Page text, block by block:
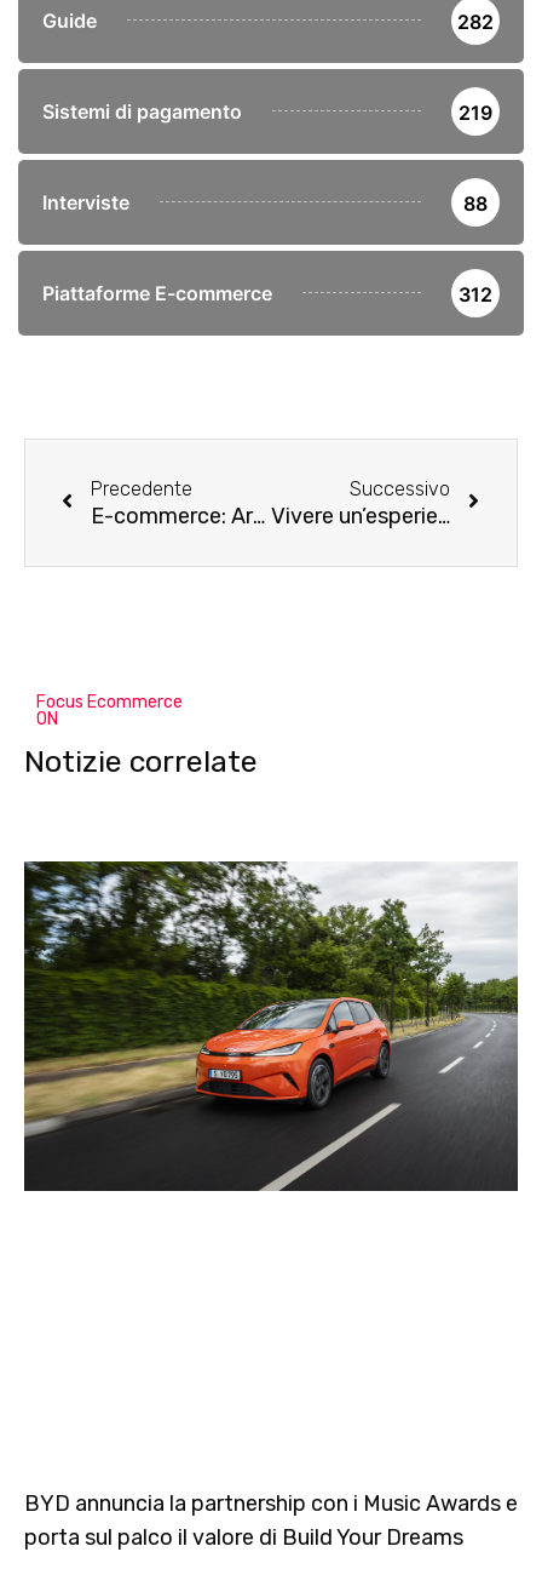
Guide 282
Sistemi di pagamento 219
Interviste 88
Piattaforme E-commerce 312
Precedente
E-commerce: Aruba Business presenta le soluzioni scalabili di Cloud Hosting e i Servizi Managed a Netcomm Forum 2022
Successivo
Vivere un’esperienza d’acquisto personalizzata grazie all’aiuto di personal stylist: Eligo Milano è la scale up e il marketplace che supporta il Made in Italy
Focus Ecommerce
ON
Notizie correlate
BYD annuncia la partnership con i Music Awards e
porta sul palco il valore di Build Your Dreams